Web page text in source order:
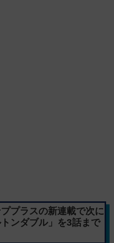
プラスの新連載で次に
ンダブル」を3話まで